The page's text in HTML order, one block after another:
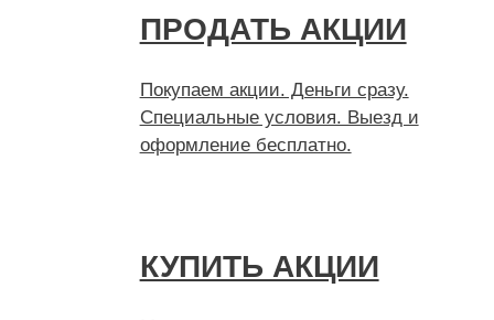
ПРОДАТЬ АКЦИИ
Покупаем акции. Деньги сразу.
Специальные условия. Выезд и
оформление бесплатно.
КУПИТЬ АКЦИИ